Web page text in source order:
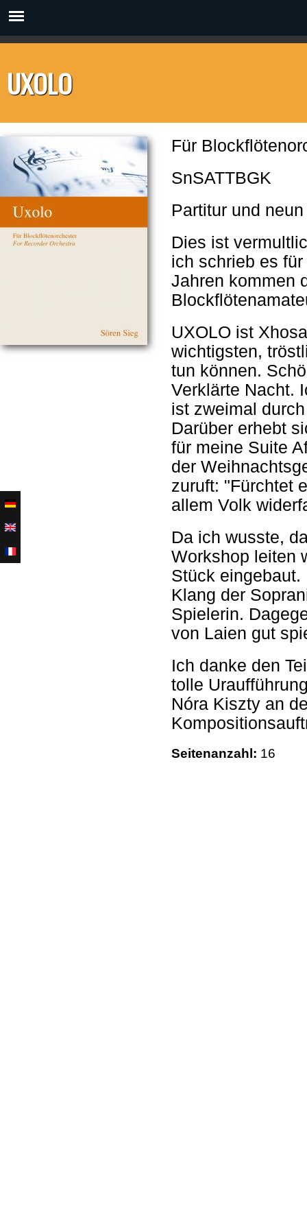
UXOLO
Für
SnSATTBGK
Partitur und
Dies ist
ich schrieb es
Jahren kommen
UXOLO ist
wichtigsten,
tun können.
Verklärte Nacht.
ist zweimal
Darüber erhebt
für meine Suite
der
zuruft: "Fürchtet
allem Volk
Da ich wusste,
Workshop leiten
Stück
Klang der
Spielerin.
von Laien gut
Ich danke den
tolle
Nóra Kiszty an
Seitenanzahl: 16